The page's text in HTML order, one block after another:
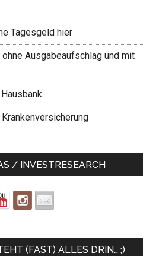
Tagesgeld hier
Ausgabeaufschlag und mit
/ INVESTRESEARCH
(FAST) ALLES DRIN… ;)